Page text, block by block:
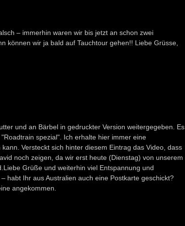
– immerhin waren wir bis jetzt an schon zwei
können wir ja bald auf Tauchtour gehen!! Liebe Grüsse,
und an Bärbel in gedruckter Version weitergegeben. Es
spezial". Ich erhalte hier immer eine
Versteckt sich hinter diesem Eintrag das Video, dass
noch zeigen, da wir erst heute (Dienstag) von unserem
Grüße und weiterhin viel Entspannung und
habt Ihr aus Australien auch eine Postkarte geschickt?
angekommen.